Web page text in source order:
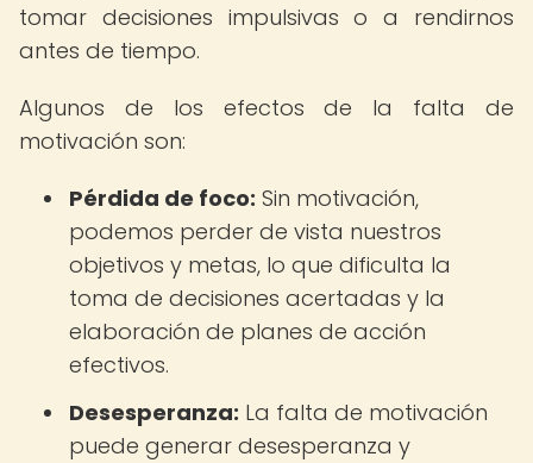
tomar decisiones impulsivas o a rendirnos
antes de tiempo.
Algunos de los efectos de la falta de
motivación son:
Pérdida de foco: Sin motivación,
podemos perder de vista nuestros
objetivos y metas, lo que dificulta la
toma de decisiones acertadas y la
elaboración de planes de acción
efectivos.
Desesperanza: La falta de motivación
puede generar desesperanza y